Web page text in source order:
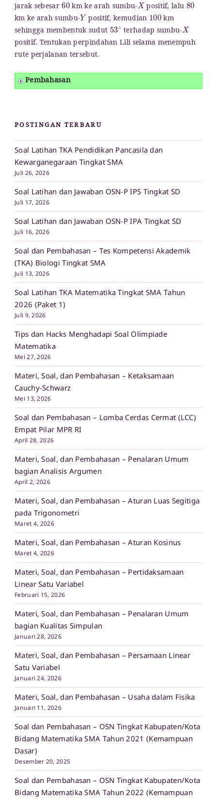
jarak sebesar
km ke arah sumbu- positif, lalu
km ke arah sumbu-Y positif, kemudian100km
sehingga membentuk sudut53∘terhadap sumbu-X
positif. Tentukan perpindahan Lili selama menempuh
rute perjalanan tersebut.
Pembahasan
POSTINGAN TERBARU
Soal Latihan TKA Pendidikan Pancasila dan
Kewarganegaraan Tingkat SMA
Juli 26, 2026
Soal Latihan dan Jawaban OSN-P IPS Tingkat SD
Juli 17, 2026
Soal Latihan dan Jawaban OSN-P IPA Tingkat SD
Juli 16, 2026
Soal dan Pembahasan – Tes Kompetensi Akademik
(TKA) Biologi Tingkat SMA
Juli 13, 2026
Soal Latihan TKA Matematika Tingkat SMA Tahun
2026 (Paket 1)
Juli 9, 2026
Tips dan Hacks Menghadapi Soal Olimpiade
Matematika
Mei 27, 2026
Materi, Soal, dan Pembahasan – Ketaksamaan
Cauchy-Schwarz
Mei 13, 2026
Soal dan Pembahasan – Lomba Cerdas Cermat (LCC)
Empat Pilar MPR RI
April 28, 2026
Materi, Soal, dan Pembahasan – Penalaran Umum
bagian Analisis Argumen
April 2, 2026
Materi, Soal, dan Pembahasan – Aturan Luas Segitiga
pada Trigonometri
Maret 4, 2026
Materi, Soal, dan Pembahasan – Aturan Kosinus
Maret 4, 2026
Materi, Soal, dan Pembahasan – Pertidaksamaan
Linear Satu Variabel
Februari 15, 2026
Materi, Soal, dan Pembahasan – Penalaran Umum
bagian Kualitas Simpulan
Januari 28, 2026
Materi, Soal, dan Pembahasan – Persamaan Linear
Satu Variabel
Januari 24, 2026
Materi, Soal, dan Pembahasan – Usaha dalam Fisika
Januari 11, 2026
Soal dan Pembahasan – OSN Tingkat Kabupaten/Kota
Bidang Matematika SMA Tahun 2021 (Kemampuan
Dasar)
Desember 20, 2025
Soal dan Pembahasan – OSN Tingkat Kabupaten/Kota
Bidang Matematika SMA Tahun 2022 (Kemampuan